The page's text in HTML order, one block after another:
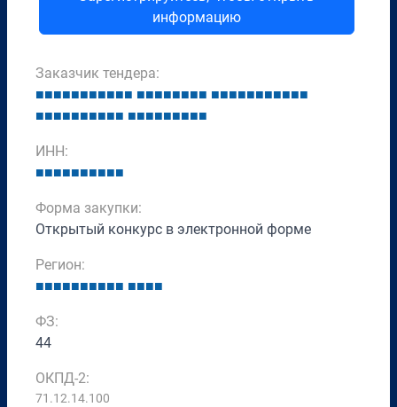
информацию
Заказчик тендера:
■■■■■■■■■■■ ■■■■■■■■ ■■■■■■■■■■■
■■■■■■■■■■ ■■■■■■■■■
ИНН:
■■■■■■■■■■
Форма закупки:
Открытый конкурс в электронной форме
Регион:
■■■■■■■■■■ ■■■■
ФЗ:
44
ОКПД-2:
71.12.14.100